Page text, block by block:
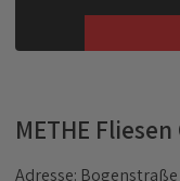
METHE Fliesen
Adresse: